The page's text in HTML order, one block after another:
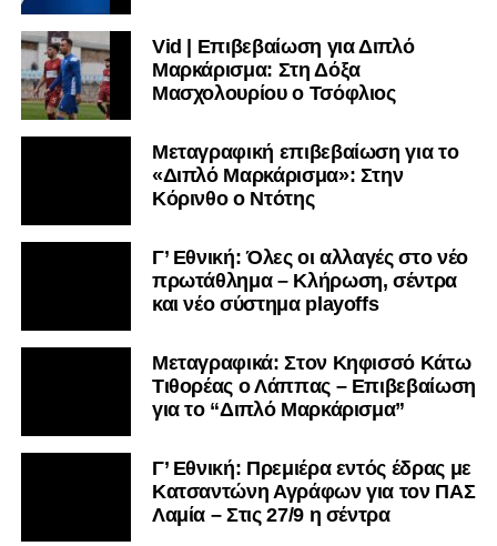
Vid | Επιβεβαίωση για Διπλό
Μαρκάρισμα: Στη Δόξα
Μασχολουρίου ο Τσόφλιος
Μεταγραφική επιβεβαίωση για το
«Διπλό Μαρκάρισμα»: Στην
Κόρινθο ο Ντότης
Γ’ Εθνική: Όλες οι αλλαγές στο νέο
πρωτάθλημα – Κλήρωση, σέντρα
και νέο σύστημα playoffs
Μεταγραφικά: Στον Κηφισσό Κάτω
Τιθορέας ο Λάππας – Επιβεβαίωση
για το “Διπλό Μαρκάρισμα”
Γ’ Εθνική: Πρεμιέρα εντός έδρας με
Κατσαντώνη Αγράφων για τον ΠΑΣ
Λαμία – Στις 27/9 η σέντρα